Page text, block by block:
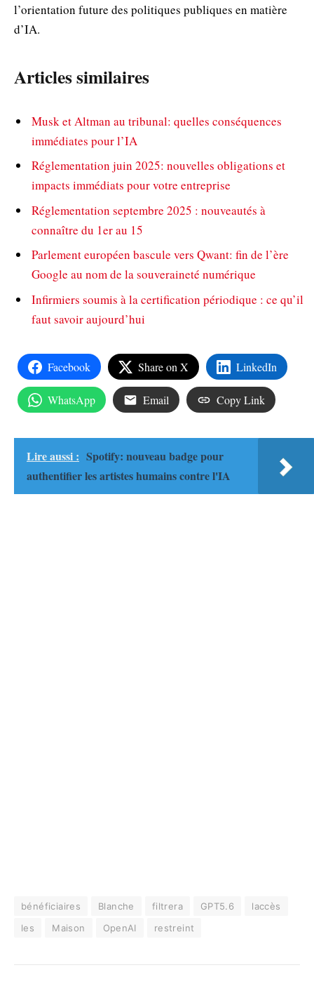
l’orientation future des politiques publiques en matière
d’IA.
Articles similaires
Musk et Altman au tribunal: quelles conséquences
immédiates pour l’IA
Réglementation juin 2025: nouvelles obligations et
impacts immédiats pour votre entreprise
Réglementation septembre 2025 : nouveautés à
connaître du 1er au 15
Parlement européen bascule vers Qwant: fin de l’ère
Google au nom de la souveraineté numérique
Infirmiers soumis à la certification périodique : ce qu’il
faut savoir aujourd’hui
Facebook Share on X LinkedIn
WhatsApp Email Copy Link
Lire aussi : Spotify: nouveau badge pour
authentifier les artistes humains contre l'IA
bénéficiaires Blanche filtrera GPT5.6
laccès
les
Maison OpenAI restreint